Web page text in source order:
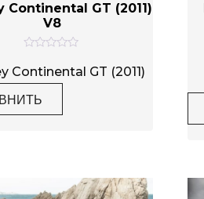
Continental GT (2011)
V8
ц
е
к
Continental GT (2011)